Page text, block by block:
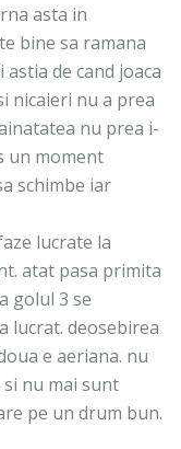
asta in
bine sa ramana
de cand joaca
nicaieri nu a prea
nu prea i-
un moment
schimbe iar
lucrate la
atat pasa primita
golul 3 se
lucrat. deosebirea
e aeriana. nu
nu mai sunt
pe un drum bun.